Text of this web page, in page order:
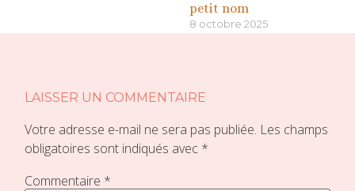
petit nom
8 octobre 2025
LAISSER UN COMMENTAIRE
Votre adresse e-mail ne sera pas publiée. Les champs
obligatoires sont indiqués avec *
Commentaire *